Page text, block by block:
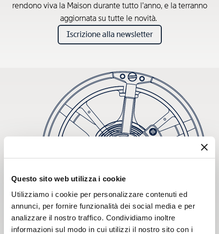
Questo sito web utilizza i cookie
Utilizziamo i cookie per personalizzare contenuti ed
annunci, per fornire funzionalità dei social media e per
analizzare il nostro traffico. Condividiamo inoltre
informazioni sul modo in cui utilizzi il nostro sito con i
rendono viva la Maison durante tutto l’anno, e la terranno
aggiornata su tutte le novità.
Iscrizione alla newsletter